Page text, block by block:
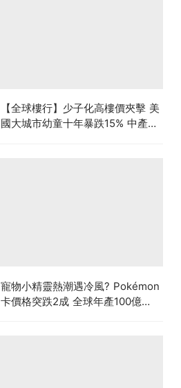
【全球樓行】少子化高樓價夾擊 美
國大城市幼童十年暴跌15% 中產家
寵物小精靈熱潮遇冷風? Pokémon
卡價格突跌2成 全球年產100億張